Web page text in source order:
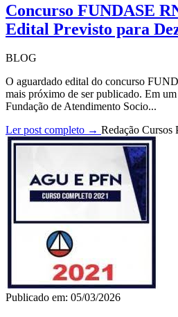
Concurso FUNDASE
Edital Previsto para
BLOG
O aguardado edital do concurso
mais próximo de ser publicado. Em
Fundação de Atendimento Socio...
Ler post completo → Redação Cursos
Publicado em: 05/03/2026